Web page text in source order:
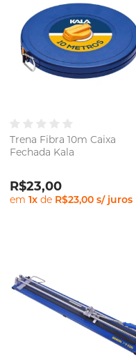
Trena Fibra 10m Caixa
Fechada Kala
R$23,00
em1x de R$23,00 s/ juros